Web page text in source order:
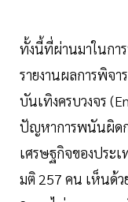
ทั้งนี้ที่ผ่านมาในกา
รายงานผลการพิจ
บันเทิงครบวงจร
ปัญหาการพนันผิด
เศรษฐกิจของประ
มติ 257 คน เห็นด้ว